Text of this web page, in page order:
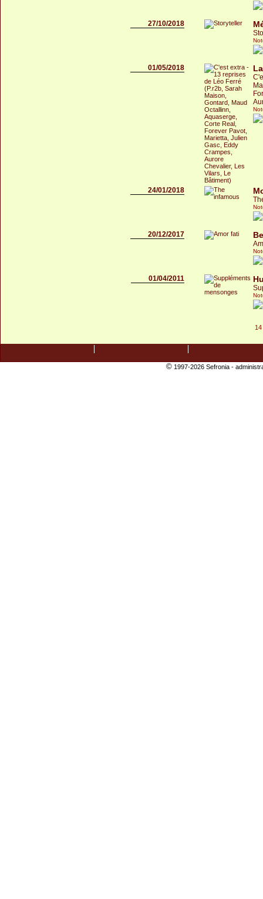
27/10/2018
01/05/2018
24/01/2018
20/12/2017
01/04/2011
©1997-2026 Sefronia -